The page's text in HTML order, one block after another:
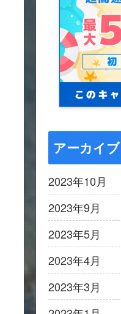
アーカイブ
2023年10月
2023年9月
2023年5月
2023年4月
2023年3月